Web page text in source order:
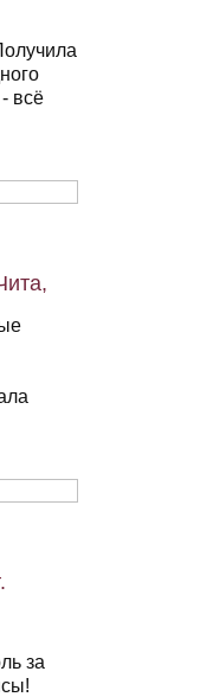
всё
за